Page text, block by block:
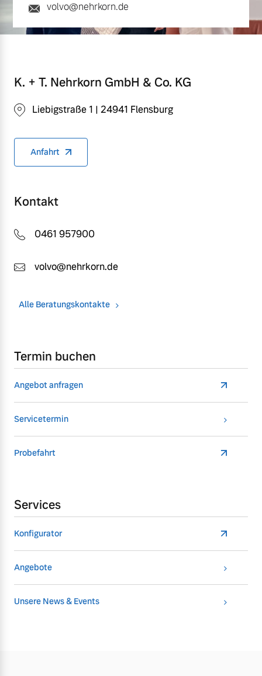
volvo@nehrkorn.de
K. + T. Nehrkorn GmbH & Co. KG
Liebigstraße 1 | 24941 Flensburg
Anfahrt
Kontakt
0461 957900
volvo@nehrkorn.de
Alle Beratungskontakte
Termin buchen
Angebot anfragen
Servicetermin
Probefahrt
Services
Konfigurator
Angebote
Unsere News & Events